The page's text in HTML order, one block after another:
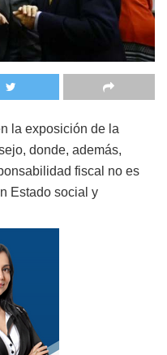
la exposición de la
donde, además,
fiscal no es
Estado social y